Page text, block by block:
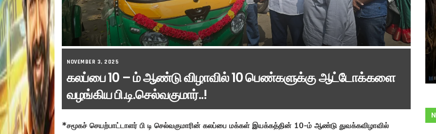
NOVEMBER 3, 2025
கலப்பை 10 – ம் ஆண்டு விழாவில் 10 பெண்களுக்கு ஆட்டோக்களை
வழங்கிய பி.டி.செல்வகுமார்..!
*சமூகச் செயற்பாட்டாளர் பி டி செல்வகுமாரின் கலப்பை மக்கள் இயக்கத்தின் 10-ம் ஆண்டு துவக்கவிழாவில்